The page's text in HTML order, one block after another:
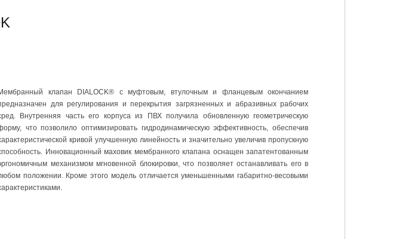
клапан DIALOCK® с муфтовым, втулочным и фланцевым окончанием
для регулирования и перекрытия загрязненных и абразивных рабочих
Внутренняя часть его корпуса из ПВХ получила обновленную геометрическую
что позволило оптимизировать гидродинамическую эффективность, обеспечив
кривой улучшенную линейность и значительно увеличив пропускную
Инновационный маховик мембранного клапана оснащен запатентованным
механизмом мгновенной блокировки, что позволяет останавливать его в
положении. Кроме этого модель отличается уменьшенными габаритно-весовыми